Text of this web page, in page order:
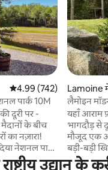
औसत रेटिंग 5 में से 4.99, 742
4.99 (742)
पार्क 10M
दूरी पर -
के बीच
का नज़ारा!
नेशनल पार्क
यात्रा करने
Lamoine
लैमोइन
यहाँ आराम
भागदौड़ से
मौजूद एक
बड़ी-बड़ी
खुलती हैं।
उद्यान